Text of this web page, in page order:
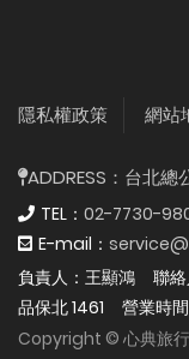
隱私權政策 網站
ADDRESS： 台北總
TEL： 02-7730-
E-mail：
負責人：王顯鴻
聯
品保北 1461
營業時
Copyright © 心典旅